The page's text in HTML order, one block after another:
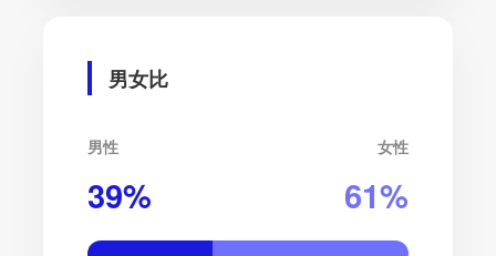
男女比
男性
39%
女性
61%